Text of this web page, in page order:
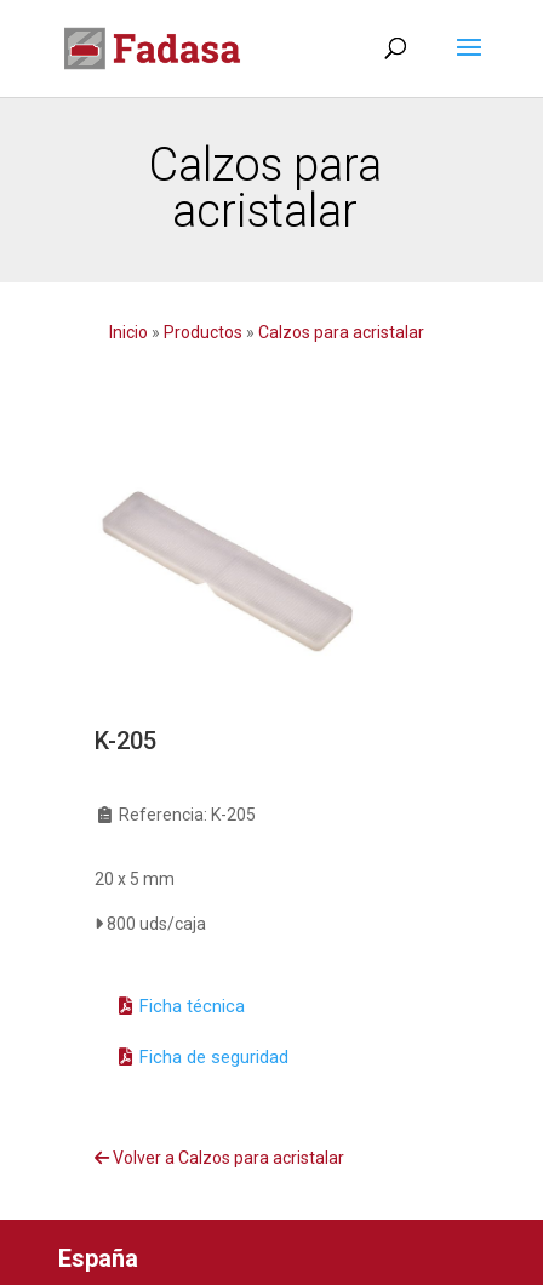
Calzos para
acristalar
Inicio » Productos » Calzos para acristalar
K-205
Referencia: K-205
20 x 5 mm
800 uds/caja
Ficha técnica
Ficha de seguridad
Volver a Calzos para acristalar
España